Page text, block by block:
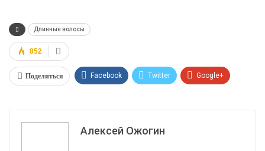
Длинные волосы
852
Поделиться Facebook Twitter Google+
Алексей Ожогин